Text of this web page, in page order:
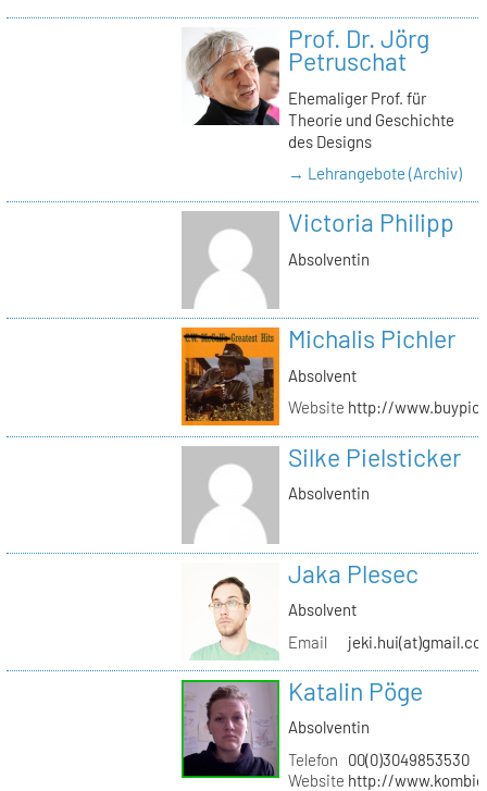
Prof. Dr. Jörg
Petruschat
Ehemaliger Prof. für
Theorie und Geschichte
des Designs
→ Lehrangebote (Archiv)
Victoria Philipp
Absolventin
Michalis Pichler
Absolvent
Website http://
Silke Pielsticker
Absolventin
Jaka Plesec
Absolvent
Email
Katalin Pöge
Absolventin
Telefon
00(0)3049853530
Website http://